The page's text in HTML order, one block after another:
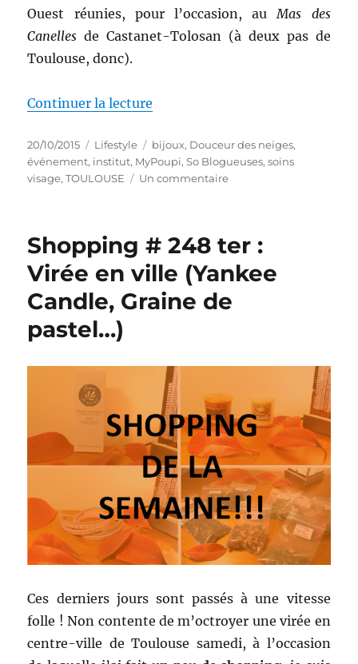
Ouest réunies, pour l’occasion, au Mas des
Canelles de Castanet-Tolosan (à deux pas de
Toulouse, donc).
Continuer la lecture
Publié
le
20/10/2015 Catégories
Lifestyle Étiquettes
bijoux, Douceur des neiges,
événement, institut, MyPoupi,So Blogueuses,soins
visage,TOULOUSE Un commentairesur
:
midi
So
Blogueuses
Shopping # 248 ter :
Virée en ville (Yankee
Candle, Graine de
pastel…)
Ces derniers jours sont passés à une vitesse
folle ! Non contente de m’octroyer une virée en
centre-ville de Toulouse samedi, à l’occasion